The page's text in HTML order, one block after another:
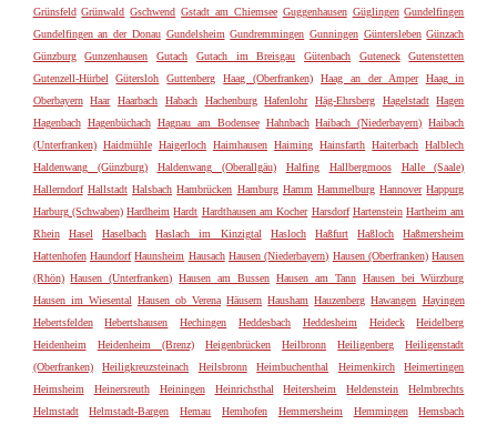
Grünsfeld Grünwald Gschwend Gstadt am Chiemsee Guggenhausen Güglingen Gundelfingen
Gundelfingen an der Donau Gundelsheim Gundremmingen Gunningen Güntersleben Günzach
Günzburg
Gunzenhausen Gutach Gutach im Breisgau Gütenbach Guteneck
Gutenstetten
Gutenzell-Hürbel
Gütersloh Guttenberg Haag (Oberfranken) Haag an der Amper
Haag in
Oberbayern
Haar Haarbach Habach Hachenburg Hafenlohr Häg-Ehrsberg Hagelstadt
Hagen
Hagenbach Hagenbüchach Hagnau am Bodensee Hahnbach Haibach (Niederbayern) Haibach
(Unterfranken) Haidmühle Haigerloch Haimhausen Haiming Hainsfarth Haiterbach Halblech
Haldenwang (Günzburg)
Haldenwang (Oberallgäu) Halfing Hallbergmoos
Halle (Saale)
Hallerndorf Hallstadt Halsbach Hambrücken Hamburg Hamm Hammelburg Hannover Happurg
Harburg (Schwaben) Hardheim Hardt Hardthausen am Kocher Harsdorf Hartenstein Hartheim am
Rhein
Hasel Haselbach Haslach im Kinzigtal Hasloch Haßfurt Haßloch
Haßmersheim
Hattenhofen Haundorf Haunsheim Hausach Hausen (Niederbayern) Hausen (Oberfranken) Hausen
(Rhön) Hausen (Unterfranken) Hausen am Bussen Hausen am Tann Hausen bei Würzburg
Hausen im Wiesental Hausen ob Verena Häusern Hausham Hauzenberg Hawangen Hayingen
Hebertsfelden
Hebertshausen Hechingen Heddesbach Heddesheim Heideck
Heidelberg
Heidenheim
Heidenheim (Brenz) Heigenbrücken Heilbronn Heiligenberg
Heiligenstadt
(Oberfranken)
Heiligkreuzsteinach Heilsbronn Heimbuchenthal Heimenkirch
Heimertingen
Heimsheim
Heinersreuth Heiningen Heinrichsthal Heitersheim Heldenstein
Helmbrechts
Helmstadt
Helmstadt-Bargen Hemau Hemhofen Hemmersheim Hemmingen
Hemsbach